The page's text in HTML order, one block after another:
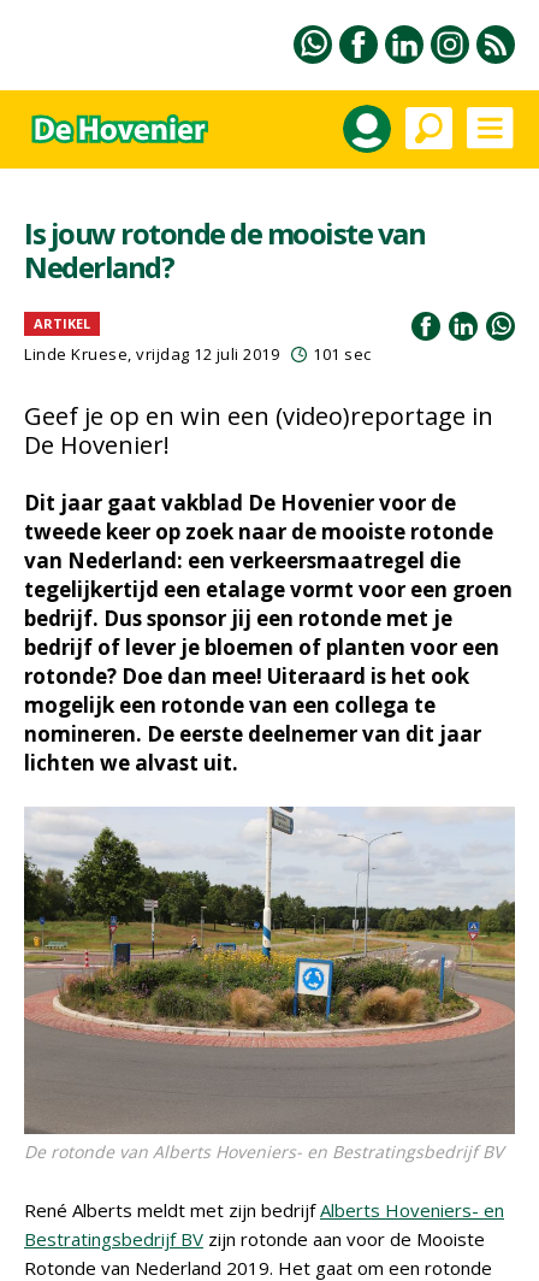
Is jouw rotonde de mooiste van
Nederland?
ARTIKEL
Linde Kruese, vrijdag 12 juli 2019 101 sec
Geef je op en win een (video)reportage in
De Hovenier!
Dit jaar gaat vakblad De Hovenier voor de
tweede keer op zoek naar de mooiste rotonde
van Nederland: een verkeersmaatregel die
tegelijkertijd een etalage vormt voor een groen
bedrijf. Dus sponsor jij een rotonde met je
bedrijf of lever je bloemen of planten voor een
rotonde? Doe dan mee! Uiteraard is het ook
mogelijk een rotonde van een collega te
nomineren. De eerste deelnemer van dit jaar
lichten we alvast uit.
De rotonde van Alberts Hoveniers- en Bestratingsbedrijf BV
René Alberts meldt met zijn bedrijfAlberts Hoveniers- en
Bestratingsbedrijf BV zijn rotonde aan voor de Mooiste
Rotonde van Nederland 2019. Het gaat om een rotonde